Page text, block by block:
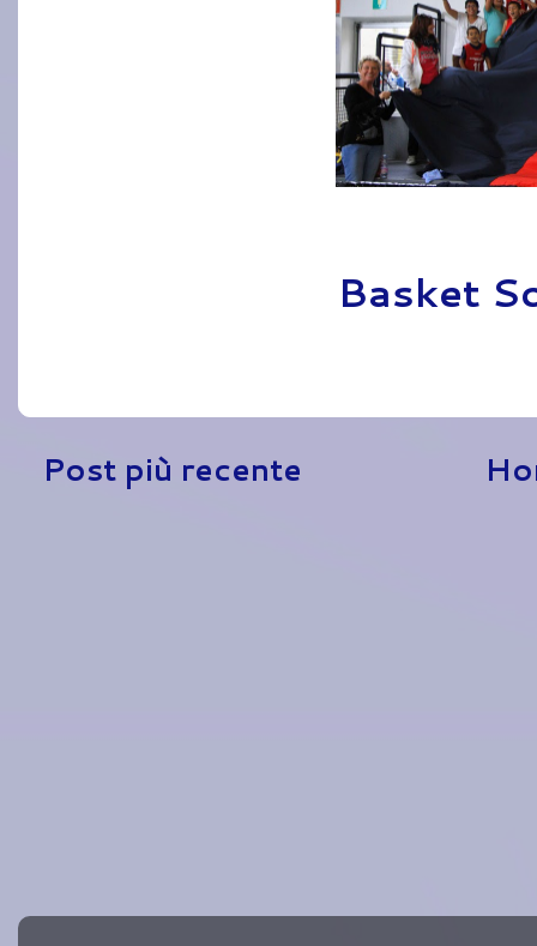
Basket
Post più recente